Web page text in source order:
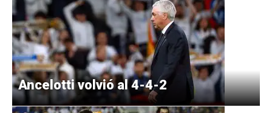
Ancelotti volvió al 4-4-2